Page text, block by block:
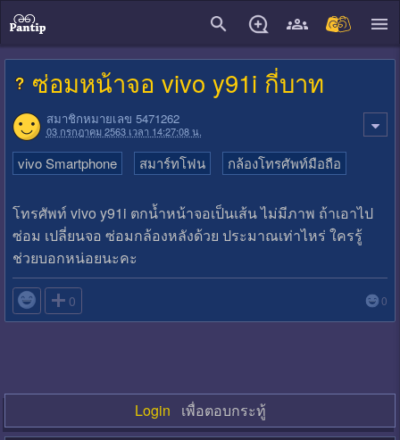
ซ่อมหน้าจอ vivo y91i กี่บาท
สมาชิกหมายเลข 5471262
03 กรกฎาคม 2563 เวลา 14:27:08 น.
vivo Smartphone สมาร์ทโฟน กล้องโทรศัพท์มือถือ
โทรศัพท์ vivo y91i ตกน้ำหน้าจอเป็นเส้น ไม่มีภาพ ถ้าเอาไป
ซ่อม เปลี่ยนจอ ซ่อมกล้องหลังด้วย ประมาณเท่าไหร่ ใครรู้
ช่วยบอกหน่อยนะคะ
 0 0
Login เพื่อตอบกระทู้
close